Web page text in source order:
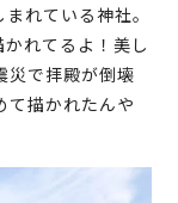
れている神社。
れてるよ！美し
災で拝殿が倒壊
て描かれたんや